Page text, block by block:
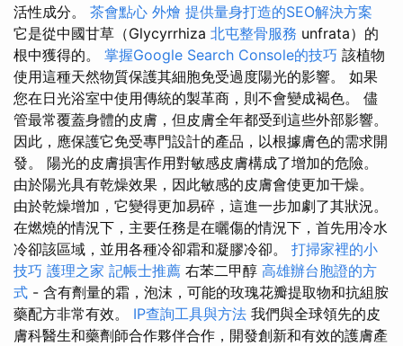
活性成分。 茶會點心 外燴 提供量身打造的SEO解決方案
它是從中國甘草（Glycyrrhiza 北屯整骨服務 unfrata）的
根中獲得的。 掌握Google Search Console的技巧 該植物
使用這種天然物質保護其細胞免受過度陽光的影響。 如果
您在日光浴室中使用傳統的製革商，則不會變成褐色。 儘
管最常覆蓋身體的皮膚，但皮膚全年都受到這些外部影響。
因此，應保護它免受專門設計的產品，以根據膚色的需求開
發。 陽光的皮膚損害作用對敏感皮膚構成了增加的危險。
由於陽光具有乾燥效果，因此敏感的皮膚會使更加干燥。
由於乾燥增加，它變得更加易碎，這進一步加劇了其狀況。
在燃燒的情況下，主要任務是在曬傷的情況下，首先用冷水
冷卻該區域，並用各種冷卻霜和凝膠冷卻。 打掃家裡的小
技巧 護理之家 記帳士推薦 右苯二甲醇 高雄辦台胞證的方
式 - 含有劑量的霜，泡沫，可能的玫瑰花瓣提取物和抗組胺
藥配方非常有效。 IP查詢工具與方法 我們與全球領先的皮
膚科醫生和藥劑師合作夥伴合作，開發創新和有效的護膚產